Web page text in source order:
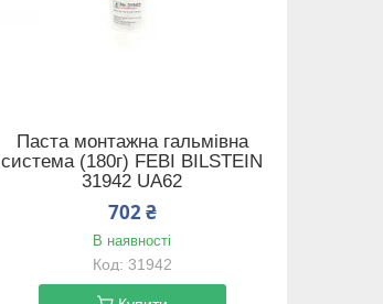
Паста монтажна гальмівна
система (180г) FEBI BILSTEIN
31942 UA62
702 ₴
В наявності
31942